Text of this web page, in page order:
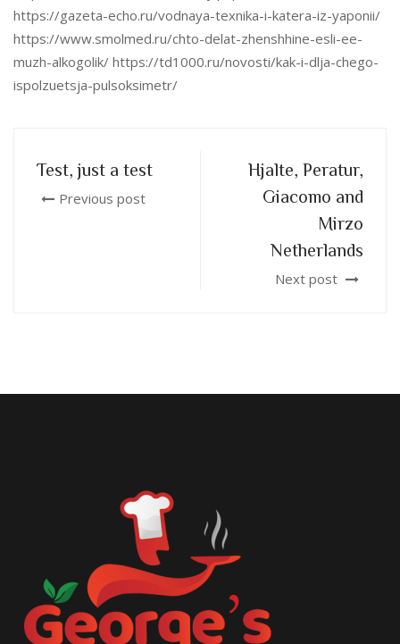
https://gazeta-echo.ru/vodnaya-texnika-i-katera-iz-yaponii/
https://www.smolmed.ru/chto-delat-zhenshhine-esli-ee-
muzh-alkogolik/ https://td1000.ru/novosti/kak-i-dlja-chego-
ispolzuetsja-pulsoksimetr/
Test, just a test
Previous post
Hjalte, Peratur,
Giacomo and
Mirzo
Netherlands
Next post